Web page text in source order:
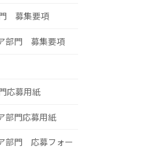
募集要項
部門 募集要項
応募用紙
部門応募用紙
部門 応募フォー